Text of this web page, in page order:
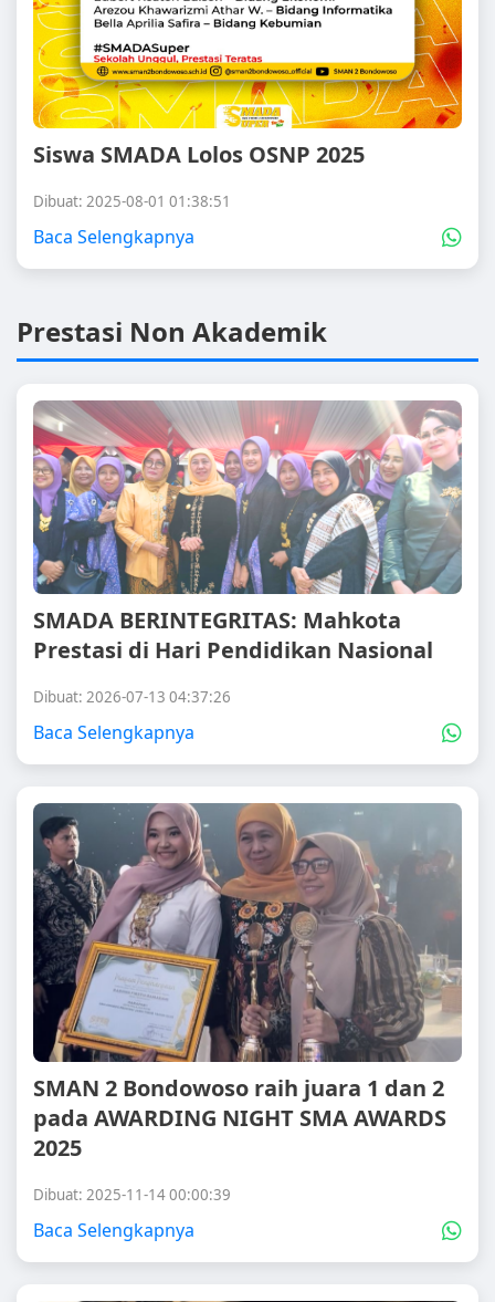
Siswa SMADA Lolos OSNP 2025
Dibuat: 2025-08-01 01:38:51
Baca Selengkapnya
Prestasi Non Akademik
SMADA BERINTEGRITAS: Mahkota
Prestasi di Hari Pendidikan Nasional
Dibuat: 2026-07-13 04:37:26
Baca Selengkapnya
SMAN 2 Bondowoso raih juara 1 dan 2
pada AWARDING NIGHT SMA AWARDS
2025
Dibuat: 2025-11-14 00:00:39
Baca Selengkapnya